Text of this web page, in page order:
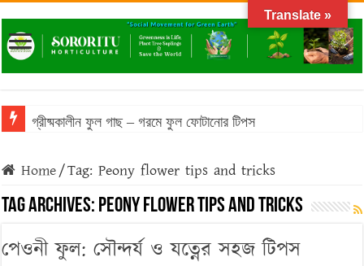
গ্রীষ্মকালীন ফুল গাছ – গরমে ফুল ফোটানোর টিপস
বনজ গাছ রোপণের সময় ও নিয়ম
Home/Tag:Peony flower tips and tricks
Tag Archives: Peony flower tips and tricks
পেওনী ফুল: সৌন্দর্য ও যত্নের সহজ টিপস
Translate »